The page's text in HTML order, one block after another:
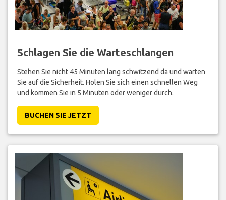
Schlagen Sie die Warteschlangen
Stehen Sie nicht 45 Minuten lang schwitzend da und warten
Sie auf die Sicherheit. Holen Sie sich einen schnellen Weg
und kommen Sie in 5 Minuten oder weniger durch.
BUCHEN SIE JETZT